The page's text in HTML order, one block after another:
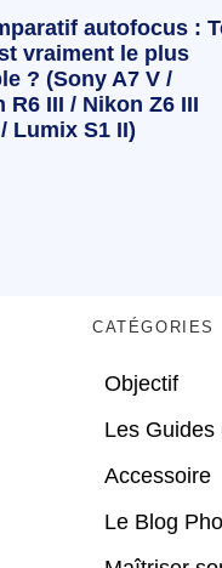
autofocus :
vraiment le plus
? (Sony A7 V /
R6 III / Nikon Z6 III
/ Lumix S1 II)
CATÉGORIES
Objectif
Les Guides
Accessoire
Le Blog